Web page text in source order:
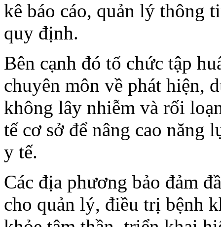
kê báo cáo, quản lý thông
quy định.
Bên cạnh đó tổ chức tập
chuyên môn về phát hiện,
không lây nhiễm và rối
tế cơ sở để nâng cao năng
y tế.
Các địa phương bảo đảm
cho quản lý, điều trị bệnh